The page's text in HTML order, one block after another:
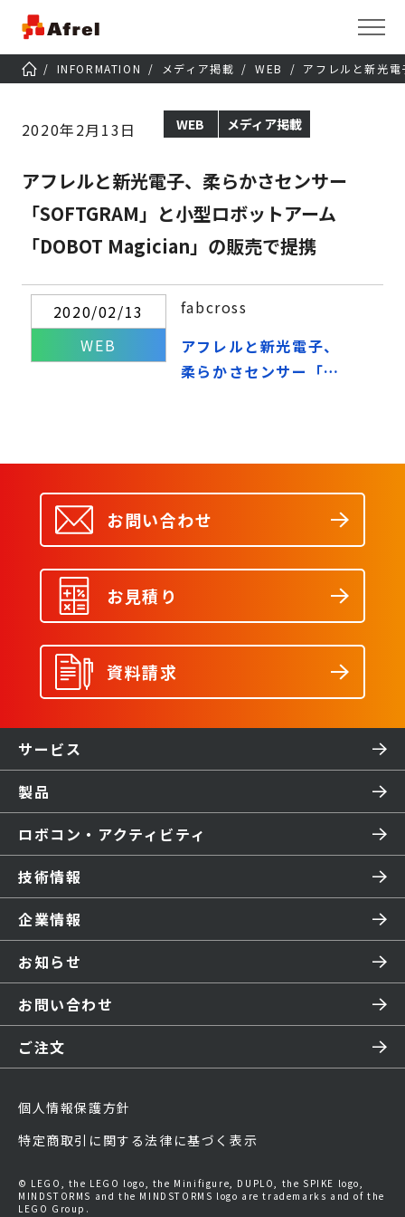
INFORMATION メディア掲載 WEB アフレルと新光
2020年2月13日 WEB メディア掲載
アフレルと新光電子、柔らかさセンサー
「SOFTGRAM」と小型ロボットアーム
「DOBOT Magician」の販売で提携
2020/02/13
WEB
fabcross
アフレルと新光電子、
柔らかさセンサー「SO
お問い合わせ
お見積り
資料請求
サービス
製品
ロボコン・アクティビティ
技術情報
企業情報
お知らせ
お問い合わせ
ご注文
個人情報保護方針
特定商取引に関する法律に基づく表示
© LEGO, the LEGO logo, the Minifigure, DUPLO, the SPIKE logo,
MINDSTORMS and the MINDSTORMS logo are trademarks and of the
LEGO Group.